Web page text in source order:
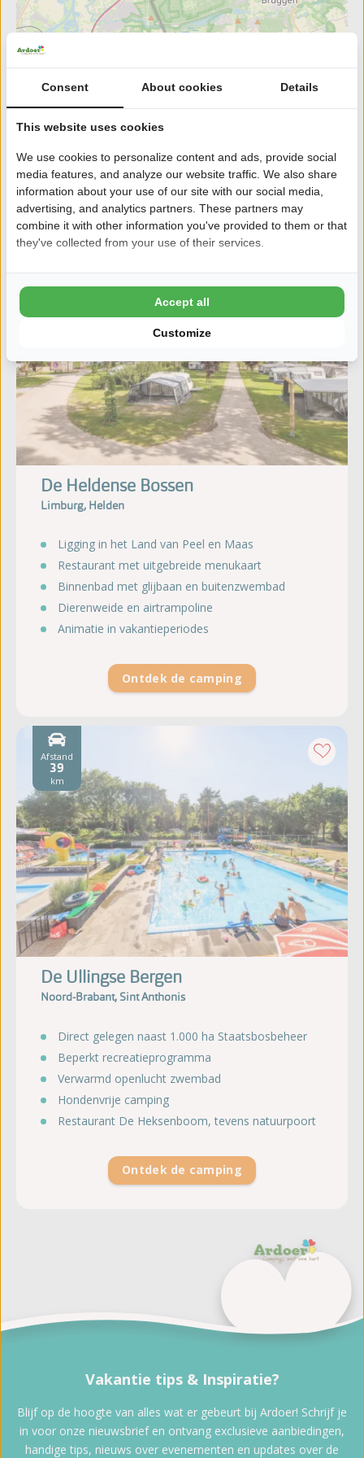
Bekijk campings in de buurt van
Boerengolfen in Kessel
5
km
De Heldense Bossen
Limburg, Helden
Ligging in het Land van Peel en Maas
Restaurant met uitgebreide menukaart
Binnenbad met glijbaan en buitenzwembad
Dierenweide en airtrampoline
Animatie in vakantieperiodes
Ontdek de camping
Afstand
39
km
De Ullingse Bergen
Noord-Brabant, Sint Anthonis
Direct gelegen naast 1.000 ha Staatsbosbeheer
Beperkt recreatieprogramma
Verwarmd openlucht zwembad
Hondenvrije camping
Restaurant De Heksenboom, tevens natuurpoort
Ontdek de camping
Vakantie tips & Inspiratie?
Blijf op de hoogte van alles wat er gebeurt bij Ardoer! Schrijf je
in voor onze nieuwsbrief en ontvang exclusieve aanbiedingen,
handige tips, nieuws over evenementen en updates over de
Consent About cookies Details
This website uses cookies
We use cookies to personalize content and ads, provide social
media features, and analyze our website traffic. We also share
information about your use of our site with our social media,
advertising, and analytics partners. These partners may
combine it with other information you've provided to them or that
they've collected from your use of their services.
Customize
Accept all